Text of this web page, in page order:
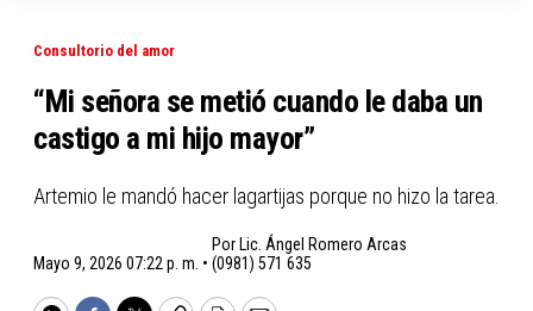
Consultorio del amor
“Mi señora se metió cuando le daba un
castigo a mi hijo mayor”
Artemio le mandó hacer lagartijas porque no hizo la tarea.
Mayo 9, 2026 07:22 p. m. •
Por Lic. Ángel Romero Arcas
(0981) 571 635